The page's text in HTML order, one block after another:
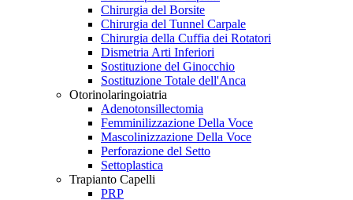
Chirurgia del Borsite
Chirurgia del Tunnel Carpale
Chirurgia della Cuffia dei Rotatori
Dismetria Arti Inferiori
Sostituzione del Ginocchio
Sostituzione Totale dell'Anca
Otorinolaringoiatria
Adenotonsillectomia
Femminilizzazione Della Voce
Mascolinizzazione Della Voce
Perforazione del Setto
Settoplastica
Trapianto Capelli
PRP